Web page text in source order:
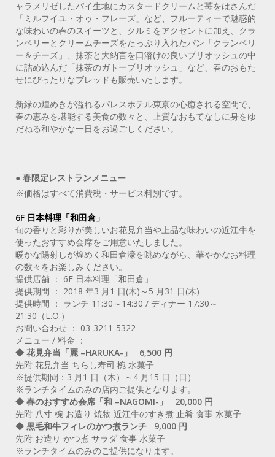
ャラメリゼしたパイ生地にカスタードクリームと苺をはさんだ
「ミルフイユ・オゥ・フレーズ」など、フルーティーで魅惑的
な味わいの春のスイーツと、クルミをアクセントに加え、クラ
ンベリーとクリームチーズをたっぷり入れたパン「クランベリ
ー＆チーズ」、抹茶と大納言を口溶けの良いブリオッシュの中
に詰め込んだ「抹茶のガトーブリオッシュ」など、春のおもた
せにぴったりなブレッドも販売いたします。
新緑の煌めきが溢れるパレスホテル東京の心癒される空間で、
春の恵みを堪能する美食の数々と、上質なおもてなしに身をゆ
だねる和やかな一日をお過ごしください。
● 春限定レストランメニュー
※価格はすべて消費税・サービス料別です。
6F 日本料理「和田倉」
旬の香りと彩りが美しいお花見弁当や上品な味わいの近江牛を
使ったおすすめ会席をご用意いたしました。
暖かな陽射しが煌めく和田倉濠を眺めながら、華やかなお料理
の数々をお楽しみください。
提供店舗 ： 6F 日本料理「和田倉」
提供期間 ： 2018 年3 月1 日(木)～5 月31 日(木)
提供時間 ： ランチ 11:30～14:30 / ディナー 17:30～
21:30（L.O.）
お問い合わせ ： 03-3211-5322
メニュー / 料金 ：
◆ 花見弁当「麗 –HARUKA-」 6,500 円
先附 花見弁当 ちらし寿司 椀 水菓子
※提供期間：3 月1 日（木）～4 月15 日（日）
※ランチタイムのみの店内ご提供となります。
◆ 春のおすすめ会席「和 –NAGOMI-」 20,000 円
先附 八寸 椀 お造り 焼物 近江牛のすき煮 止肴 食事 水菓子
◆ 黒毛和牛フィレのかつ煮ランチ 9,000 円
先附 お造り かつ煮 サラダ 食事 水菓子
※ランチタイムのみのご提供になります。